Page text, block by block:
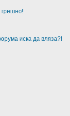
грешно!
иска да вляза?!